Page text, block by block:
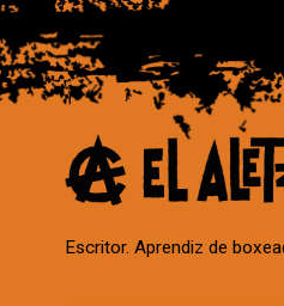
Escritor. Aprendiz de